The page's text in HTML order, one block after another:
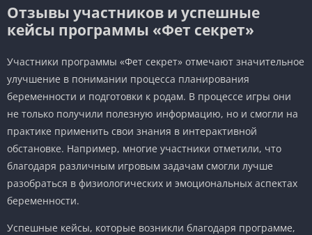
Отзывы участников и успешные
кейсы программы «Фет секрет»
Участники программы «Фет секрет» отмечают значительное
улучшение в понимании процесса планирования
беременности и подготовки к родам. В процессе игры они
не только получили полезную информацию, но и смогли на
практике применить свои знания в интерактивной
обстановке. Например, многие участники отметили, что
благодаря различным игровым задачам смогли лучше
разобраться в физиологических и эмоциональных аспектах
беременности.
Успешные кейсы, которые возникли благодаря программе,